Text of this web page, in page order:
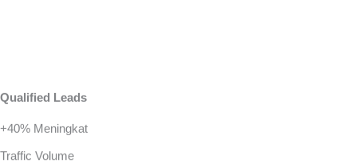
Qualified Leads
+40% Meningkat
Traffic Volume